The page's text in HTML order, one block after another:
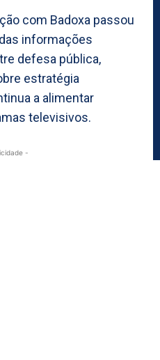
com Badoxa passou
informações
defesa pública,
estratégia
a alimentar
televisivos.
-